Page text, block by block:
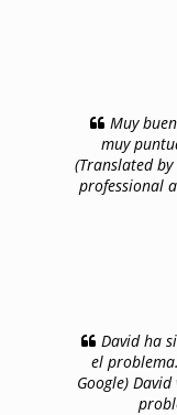
Muy
muy
(Translated by
professional
David ha
el
Google)